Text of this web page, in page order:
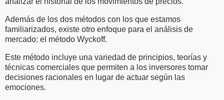
Además de los dos métodos con los que estamos
familiarizados, existe otro enfoque para el análisis de
mercado: el método Wyckoff.
Este método incluye una variedad de principios, teorías y
técnicas comerciales que permiten a los inversores tomar
decisiones racionales en lugar de actuar según las
emociones.